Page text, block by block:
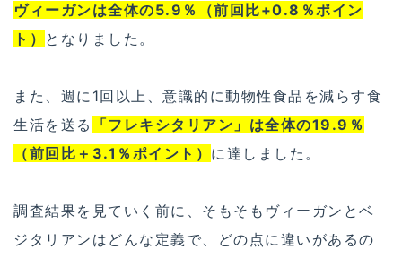
ヴィーガンは全体の5.9％（前回比+0.8％ポイン
ト） となりました。
また、週に1回以上、意識的に動物性食品を減らす食
生活を送る
「フレキシタリアン」は全体の19.9％
（前回比＋3.1％ポイント） に達しました。
調査結果を見ていく前に、そもそもヴィーガンとベ
ジタリアンはどんな定義で、どの点に違いがあるの